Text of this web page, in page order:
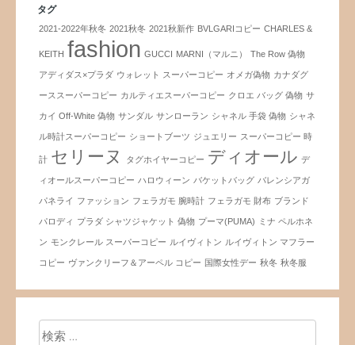
タグ
2021-2022年秋冬 2021秋冬 2021秋新作 BVLGARIコピー CHARLES &
KEITH fashion GUCCI MARNI（マルニ） The Row 偽物
アディダス×プラダ ウォレット スーパーコピー オメガ偽物 カナダグ
ーススーパーコピー カルティエスーパーコピー クロエ バッグ 偽物 サ
カイ Off-White 偽物 サンダル サンローラン シャネル 手袋 偽物 シャネ
ル時計スーパーコピー ショートブーツ ジュエリー スーパーコピー 時
計 セリーヌ タグホイヤーコピー ディオール デ
ィオールスーパーコピー ハロウィーン バケットバッグ バレンシアガ
パネライ ファッション フェラガモ 腕時計 フェラガモ 財布 ブランド
パロディ プラダ シャツジャケット 偽物 プーマ(PUMA) ミナ ペルホネ
ン モンクレール スーパーコピー ルイヴィトン ルイヴィトン マフラー
コピー ヴァンクリーフ＆アーペル コピー 国際女性デー 秋冬 秋冬服